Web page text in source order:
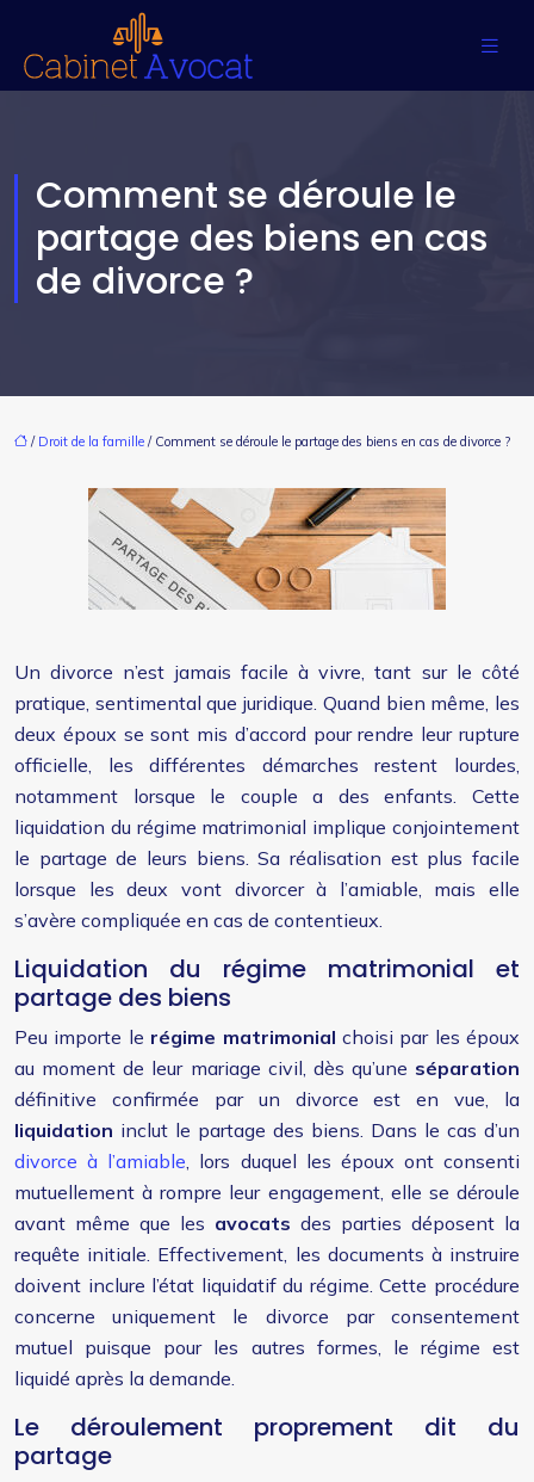
Comment se déroule le
partage des biens en cas
de divorce ?
/ Droit de la famille / Comment se déroule le partage des biens en cas de divorce ?
Un divorce n’est jamais facile à vivre, tant sur le côté
pratique, sentimental que juridique. Quand bien même, les
deux époux se sont mis d’accord pour rendre leur rupture
officielle, les différentes démarches restent lourdes,
notamment lorsque le couple a des enfants. Cette
liquidation du régime matrimonial implique conjointement
le partage de leurs biens. Sa réalisation est plus facile
lorsque les deux vont divorcer à l’amiable, mais elle
s’avère compliquée en cas de contentieux.
Liquidation du régime matrimonial et
partage des biens
Peu importe le régime matrimonial choisi par les époux
au moment de leur mariage civil, dès qu’une séparation
définitive confirmée par un divorce est en vue, la
liquidation inclut le partage des biens. Dans le cas d’un
divorce à l’amiable, lors duquel les époux ont consenti
mutuellement à rompre leur engagement, elle se déroule
avant même que les avocats des parties déposent la
requête initiale. Effectivement, les documents à instruire
doivent inclure l’état liquidatif du régime. Cette procédure
concerne uniquement le divorce par consentement
mutuel puisque pour les autres formes, le régime est
liquidé après la demande.
Le déroulement proprement dit du
partage